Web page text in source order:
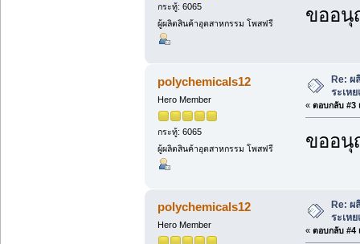
กระทู้: 6065
ผู้ผลิตสินค้าอุตสาหกรรม โพสฟรี
ขออนุ
polychemicals12
Hero Member
กระทู้: 6065
ผู้ผลิตสินค้าอุตสาหกรรม โพสฟรี
Re: ผ
ระเห
« ตอบกลับ #3
ขออนุ
polychemicals12
Hero Member
Re: ผ
ระเห
« ตอบกลับ #4